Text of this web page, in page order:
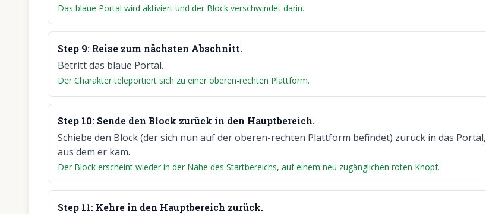
Das blaue Portal wird aktiviert und der Block verschwindet darin.
Step 9: Reise zum nächsten Abschnitt.
Betritt das blaue Portal.
Der Charakter teleportiert sich zu einer oberen-rechten Plattform.
Step 10: Sende den Block zurück in den Hauptbereich.
Schiebe den Block (der sich nun auf der oberen-rechten Plattform befindet) zurück in das Portal,
aus dem er kam.
Der Block erscheint wieder in der Nähe des Startbereichs, auf einem neu zugänglichen roten Knopf.
Step 11: Kehre in den Hauptbereich zurück.